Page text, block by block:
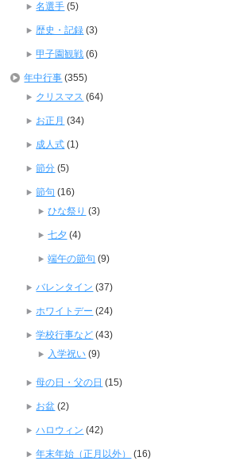
名選手 (5)
歴史・記録 (3)
甲子園観戦 (6)
年中行事 (355)
クリスマス (64)
お正月 (34)
成人式 (1)
節分 (5)
節句 (16)
ひな祭り (3)
七夕 (4)
端午の節句 (9)
バレンタイン (37)
ホワイトデー (24)
学校行事など (43)
入学祝い (9)
母の日・父の日 (15)
お盆 (2)
ハロウィン (42)
年末年始（正月以外） (16)